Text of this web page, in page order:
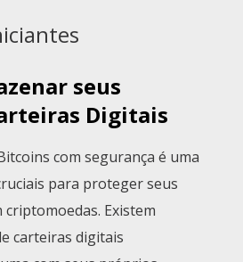
seus
Digitais
com segurança é uma
para proteger seus
Existem
carteiras digitais